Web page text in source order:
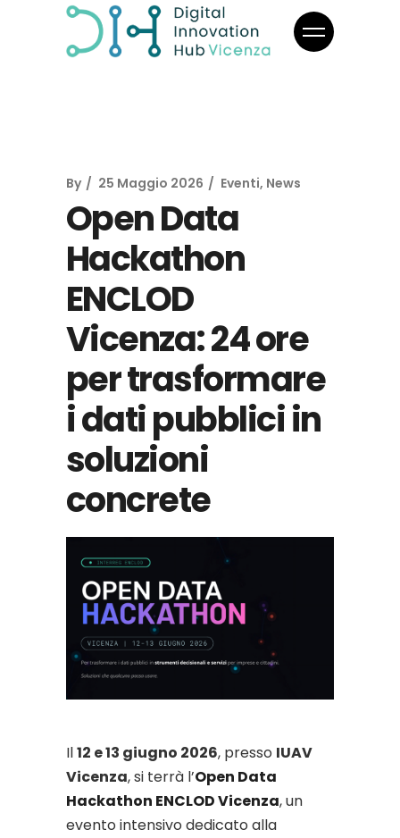
By 25 Maggio 2026 Eventi, News
Open Data
Hackathon
ENCLOD
Vicenza: 24 ore
per trasformare
i dati pubblici in
soluzioni
concrete
Il12 e 13 giugno 2026, presso IUAV
Vicenza, si terrà l’Open Data
Hackathon ENCLOD Vicenza, un
evento intensivo dedicato alla